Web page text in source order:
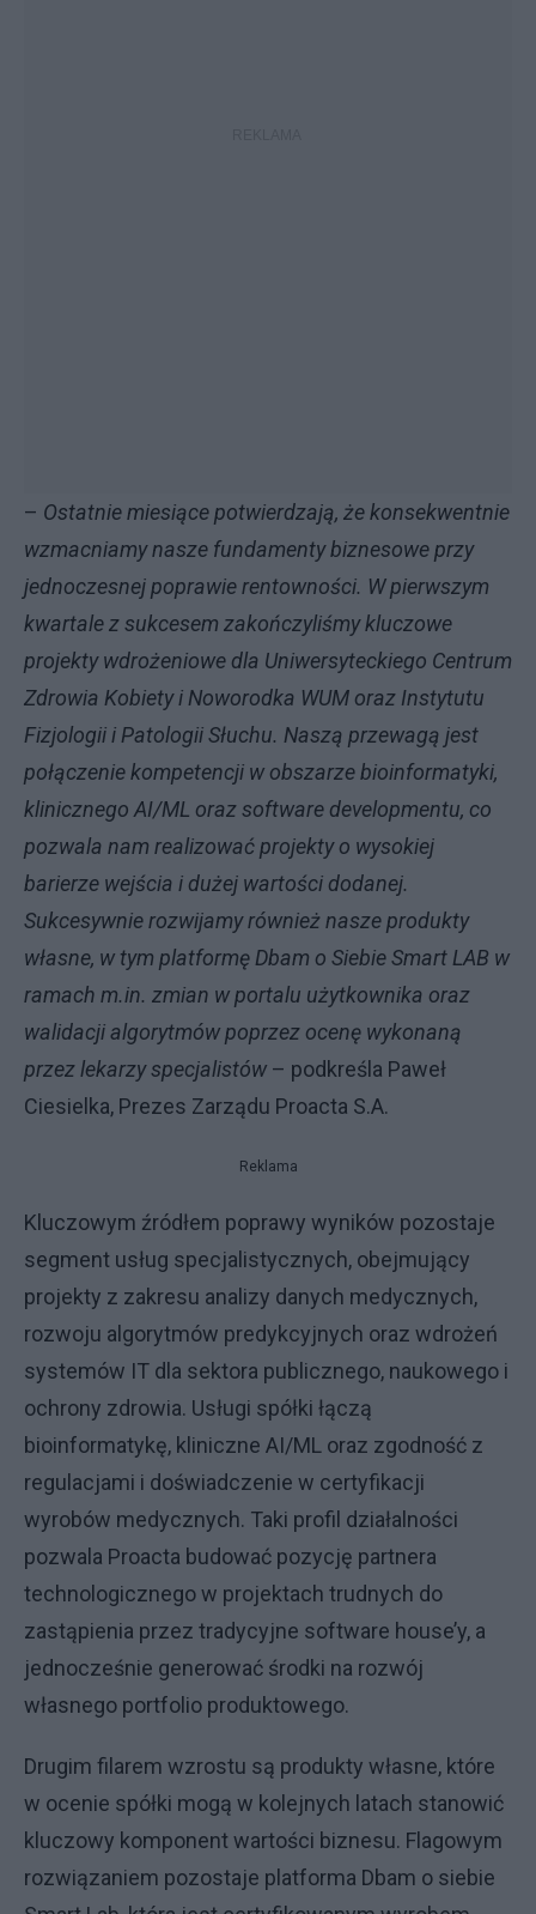
– Ostatnie miesiące potwierdzają, że konsekwentnie
wzmacniamy nasze fundamenty biznesowe przy
jednoczesnej poprawie rentowności. W pierwszym
kwartale z sukcesem zakończyliśmy kluczowe
projekty wdrożeniowe dla Uniwersyteckiego Centrum
Zdrowia Kobiety i Noworodka WUM oraz Instytutu
Fizjologii i Patologii Słuchu. Naszą przewagą jest
połączenie kompetencji w obszarze bioinformatyki,
klinicznego AI/ML oraz software developmentu, co
pozwala nam realizować projekty o wysokiej
barierze wejścia i dużej wartości dodanej.
Sukcesywnie rozwijamy również nasze produkty
własne, w tym platformę Dbam o Siebie Smart LAB w
ramach m.in. zmian w portalu użytkownika oraz
walidacji algorytmów poprzez ocenę wykonaną
przez lekarzy specjalistów – podkreśla Paweł
Ciesielka, Prezes Zarządu Proacta S.A.
Reklama
Kluczowym źródłem poprawy wyników pozostaje
segment usług specjalistycznych, obejmujący
projekty z zakresu analizy danych medycznych,
rozwoju algorytmów predykcyjnych oraz wdrożeń
systemów IT dla sektora publicznego, naukowego i
ochrony zdrowia. Usługi spółki łączą
bioinformatykę, kliniczne AI/ML oraz zgodność z
regulacjami i doświadczenie w certyfikacji
wyrobów medycznych. Taki profil działalności
pozwala Proacta budować pozycję partnera
technologicznego w projektach trudnych do
zastąpienia przez tradycyjne software house’y, a
jednocześnie generować środki na rozwój
własnego portfolio produktowego.
Drugim filarem wzrostu są produkty własne, które
w ocenie spółki mogą w kolejnych latach stanowić
kluczowy komponent wartości biznesu. Flagowym
rozwiązaniem pozostaje platforma Dbam o siebie